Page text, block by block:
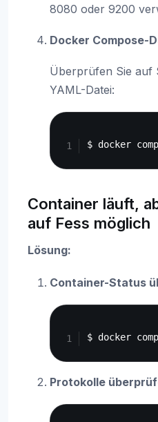
8080 oder 9200
Docker Compose-
Überprüfen Sie auf
YAML-Datei:
Container läuft,
auf Fess möglich
Lösung:
Container-Status
Protokolle